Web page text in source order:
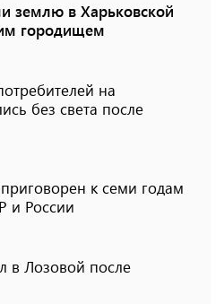
землю в Харьковской
городищем
на
без света после
к семи годам
и России
в Лозовой после